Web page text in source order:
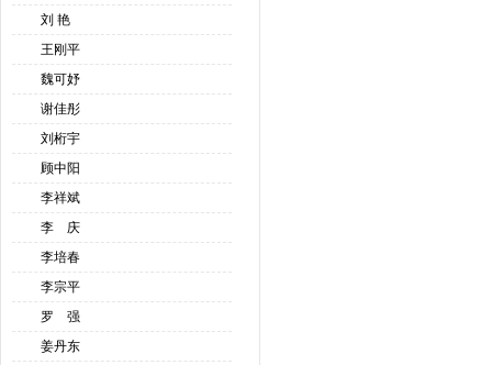
刘 艳
王刚平
魏可妤
谢佳彤
刘桁宇
顾中阳
李祥斌
李 庆
李培春
李宗平
罗 强
姜丹东